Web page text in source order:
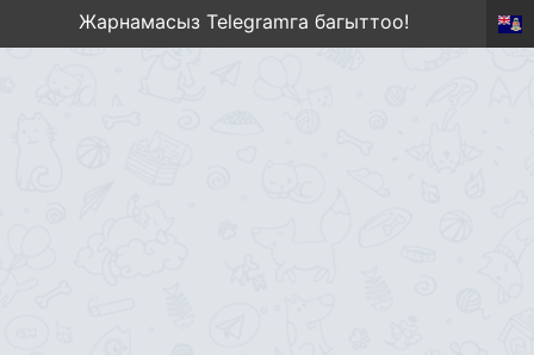
Жарнамасыз Telegramга багыттоо!